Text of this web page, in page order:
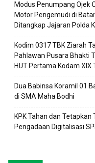
Modus Penumpang Ojek
Motor Pengemudi di
Ditangkap Jajaran Polda
Kodim 0317 TBK Ziarah
Pahlawan Pusara Bhakti
HUT Pertama Kodam XIX
Dua Babinsa Koramil 01
di SMA Maha Bodhi
KPK Tahan dan
Pengadaan Digitalisasi